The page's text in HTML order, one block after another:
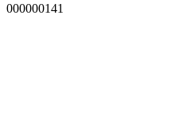
000000141